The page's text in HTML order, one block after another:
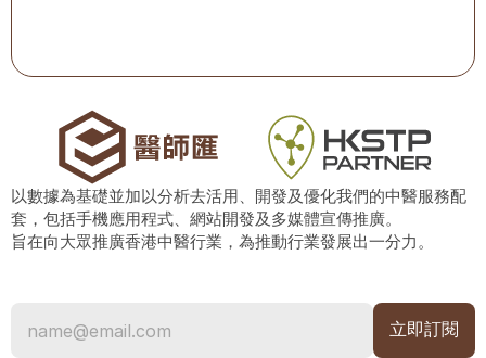
以數據為基礎並加以分析去活用、開發及優化我們的中醫服務配
套，包括手機應用程式、網站開發及多媒體宣傳推廣。
旨在向大眾推廣香港中醫行業，為推動行業發展出一分力。